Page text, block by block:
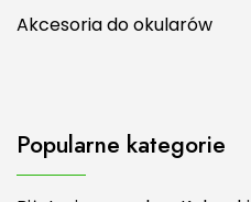
Akcesoria do okularów
Popularne kategorie